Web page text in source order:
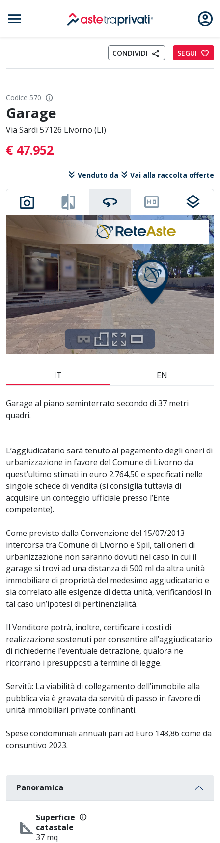
menu Aste account_circle
CONDIVIDI share SEGUI favorite
Codice 570 info
Garage
Via Sardi 57126 Livorno (LI)
€ 47.952
keyboard_double_arrow_down Venduto da keyboard_double_arrow_down Vai alla raccolta offerte
photo_camera compare 360 hd layers
IT EN
Garage al piano seminterrato secondo di 37 metri
quadri.
L’aggiudicatario sarà tenuto al pagamento degli oneri di
urbanizzazione in favore del Comune di Livorno da
quest’ultimo stimati in euro 2.764,50 e specificati nelle
singole schede di vendita (si consiglia tuttavia di
acquisire un conteggio ufficiale presso l’Ente
competente).
Come previsto dalla Convenzione del 15/07/2013
intercorsa tra Comune di Livorno e Spil, tali oneri di
urbanizzazione non saranno dovuti nel caso in cui il
garage si trovi ad una distanza di 500 ml da altra unità
immobiliare di proprietà del medesimo aggiudicatario e
sia correlato alle esigenze di detta unità, verificandosi in
tal caso un’ipotesi di pertinenzialità.
Il Venditore potrà, inoltre, certificare i costi di
realizzazione sostenuti per consentire all’aggiudicatario
di richiederne l’eventuale detrazione, qualora ne
ricorrano i presupposti a termine di legge.
Servitù: La viabilità di collegamento dell’immobile alla
pubblica via è gravata da servitù di passo in favore di
unità immobiliari private confinanti.
Spese condominiali annuali pari ad Euro 148,86 come da
consuntivo 2023.
Panoramica
square_foot Superficie
catastale
37 mq
info